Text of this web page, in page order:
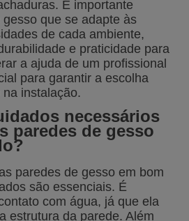
É importante
que se adapte às
de cada ambiente,
e praticidade para
a ajuda de um profissional
para garantir a escolha
instalação.
necessários
paredes de gesso
paredes de gesso em bom
são essenciais. É
com água, já que ela
estrutura da parede. Além